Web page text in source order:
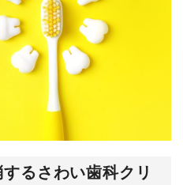
るさわい歯科クリ